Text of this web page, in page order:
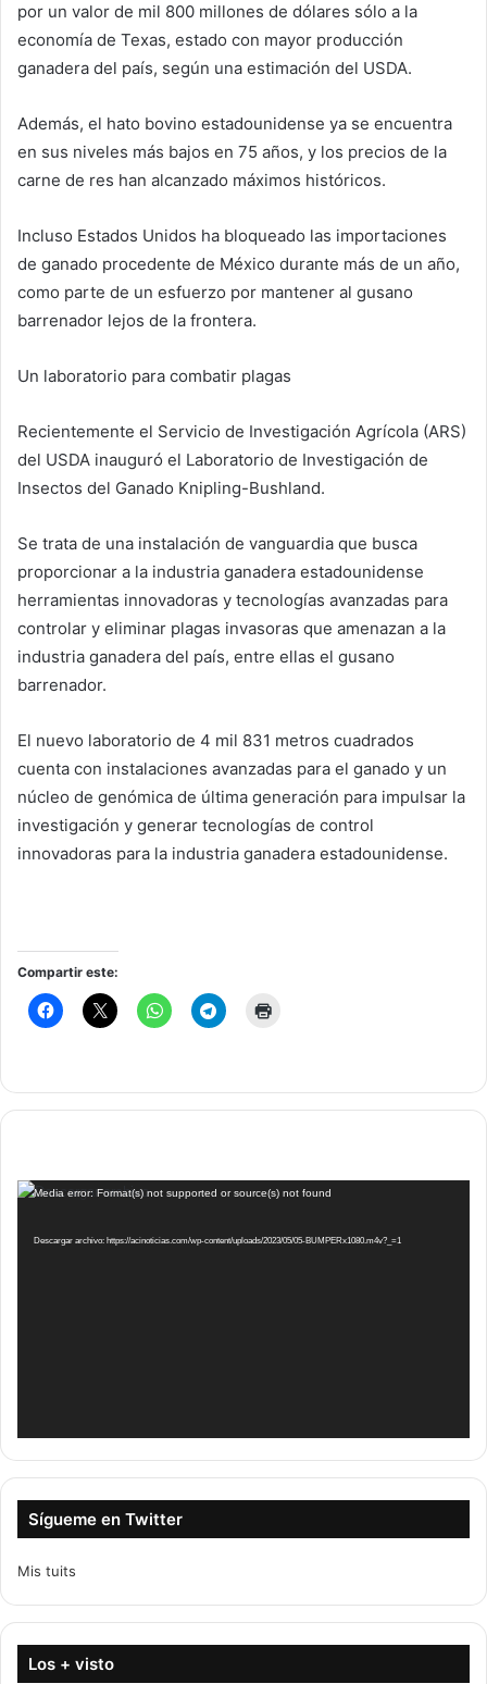
por un valor de mil 800 millones de dólares sólo a la
economía de Texas, estado con mayor producción
ganadera del país, según una estimación del USDA.
Además, el hato bovino estadounidense ya se encuentra
en sus niveles más bajos en 75 años, y los precios de la
carne de res han alcanzado máximos históricos.
Incluso Estados Unidos ha bloqueado las importaciones
de ganado procedente de México durante más de un año,
como parte de un esfuerzo por mantener al gusano
barrenador lejos de la frontera.
Un laboratorio para combatir plagas
Recientemente el Servicio de Investigación Agrícola (ARS)
del USDA inauguró el Laboratorio de Investigación de
Insectos del Ganado Knipling-Bushland.
Se trata de una instalación de vanguardia que busca
proporcionar a la industria ganadera estadounidense
herramientas innovadoras y tecnologías avanzadas para
controlar y eliminar plagas invasoras que amenazan a la
industria ganadera del país, entre ellas el gusano
barrenador.
El nuevo laboratorio de 4 mil 831 metros cuadrados
cuenta con instalaciones avanzadas para el ganado y un
núcleo de genómica de última generación para impulsar la
investigación y generar tecnologías de control
innovadoras para la industria ganadera estadounidense.
Compartir este:
Reproductor
vídeo
Media error: Format(s) not supported or source(s) not found
Descargar archivo: https://acinoticias.com/wp-content/uploads/2023/05/05-BUMPERx1080.m4v?_=1
Sígueme en Twitter
Mis tuits
Los + visto